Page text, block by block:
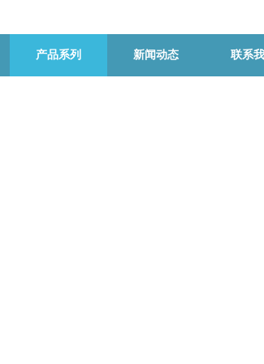
产品系列 新闻动态 联系